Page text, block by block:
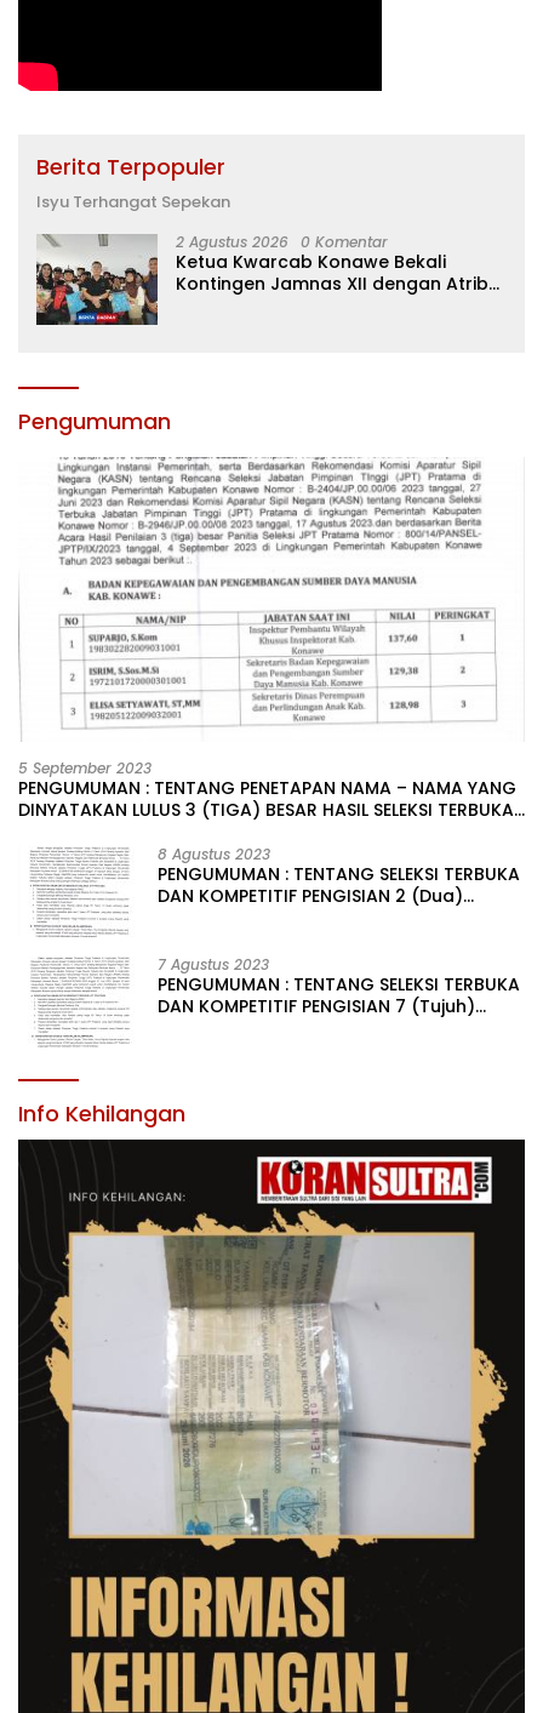
Berita Terpopuler
Isyu Terhangat Sepekan
2 Agustus 2026 0 Komentar
Ketua Kwarcab Konawe Bekali
Kontingen Jamnas XII dengan Atribut
Pengumuman
5 September 2023
PENGUMUMAN : TENTANG PENETAPAN NAMA – NAMA YANG
DINYATAKAN LULUS 3 (TIGA) BESAR HASIL SELEKSI TERBUKA
LINGKUNGAN PEMERINTAH DAERAH KABUPATEN KONAWE
8 Agustus 2023
PENGUMUMAN : TENTANG SELEKSI TERBUKA
DAN KOMPETITIF PENGISIAN 2 (Dua)
KABUPATEN KONAWE
7 Agustus 2023
PENGUMUMAN : TENTANG SELEKSI TERBUKA
DAN KOMPETITIF PENGISIAN 7 (Tujuh)
Info Kehilangan